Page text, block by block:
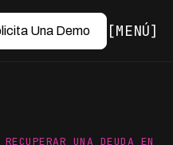
Una Demo MENÚ
UNA DEUDA EN